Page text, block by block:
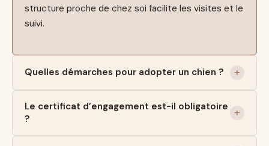
structure proche de chez soi facilite les visites et le
suivi.
Quelles démarches pour adopter un chien ?
Le certificat d’engagement est-il obligatoire
?